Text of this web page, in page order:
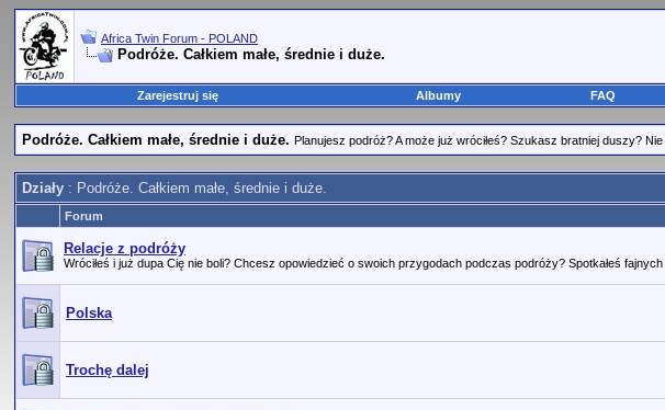
Africa Twin Forum - POLAND
Podróże. Całkiem małe, średnie i duże.
Zarejestruj się Albumy FAQ
Podróże. Całkiem małe, średnie i duże. Planujesz podróż? A może już wróciłeś? Szukasz bratniej duszy?
Działy : Podróże. Całkiem małe, średnie i duże.
Forum
Relacje z podróży
Wróciłeś i już dupa Cię nie boli? Chcesz opowiedzieć o swoich przygodach podczas podróży? Spotkałeś
Polska
Trochę dalej